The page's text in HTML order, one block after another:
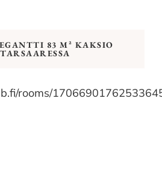
83 M² KAKSIO
rooms/